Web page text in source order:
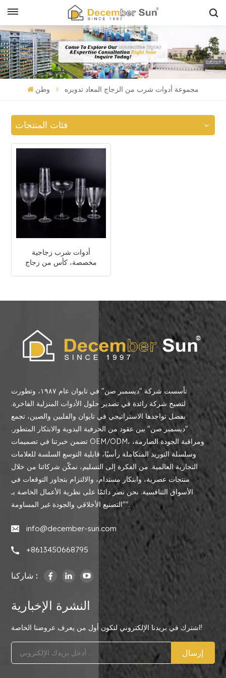
وطن مجموعة أدوات شرب من الزجاج المعاد تدويره
فئات المنتجات
أدوات شرب زجاجية
مخصصة، كأس من زجاج
تأسست شركة "ديسمبر صن" في تايوان عام ١٩٨٧، وتطورت
لتصبح شركة رائدة في تصدير حلول الأدوات المنزلية الفاخرة.
بفضل تواجدها الاستراتيجي في تايوان والفلبين والصين، تجمع
"ديسمبر صن" بين عقود من الحرفية اليدوية والابتكار المتطور.
تضمن خبرتنا في تصميمات OEM/ODM، ومراقبة الجودة الصارمة،
وسلسلة التوريد المتكاملة رأسيًا، قابلية التوسع السلسة للعلامات
التجارية العالمية. من الفكرة إلى التسليم، نمكّن شركائنا من خلال
منتجات عصرية، وابتكار مستدام، والالتزام بتجاوز التوقعات في
الأسواق التنافسية. نحن نصر دائمًا على نظرية الأعمال الخاصة بـ
"التصنيع الأخلاقي والجودة غير المساومة".
info@december-sun.com
+8613450668795
شاركنا :
النشرة الإخبارية
اشترك في بريدنا الإلكتروني لتكون أول من يعرف عروضنا الخاصة!
إرسال